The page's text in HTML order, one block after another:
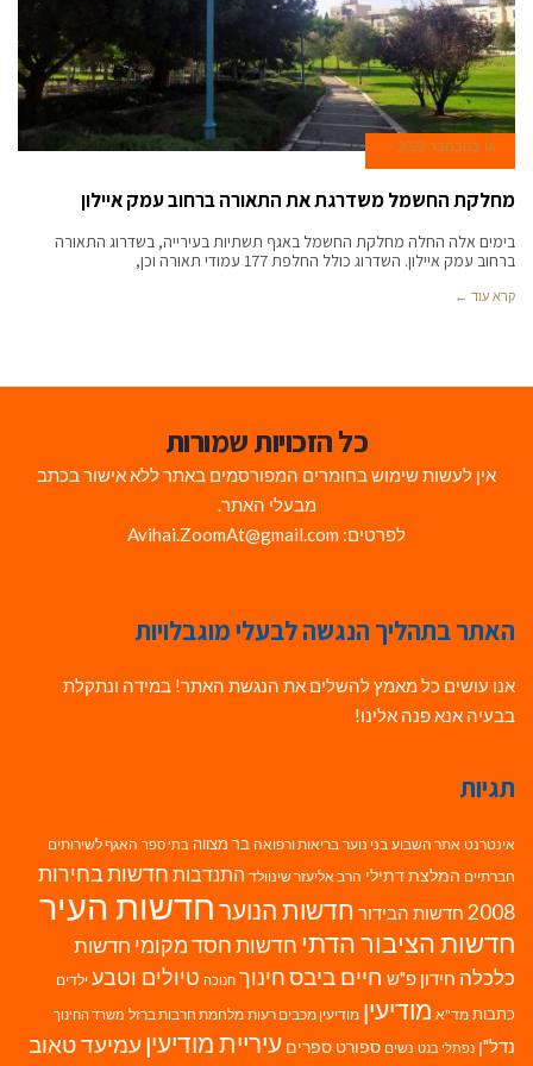
14 בנובמבר 2022
מחלקת החשמל משדרגת את התאורה ברחוב עמק איילון
בימים אלה החלה מחלקת החשמל באגף תשתיות בעירייה, בשדרוג התאורה
ברחוב עמק איילון. השדרוג כולל החלפת 177 עמודי תאורה וכן,
קרא עוד ←
כל הזכויות שמורות
אין לעשות שימוש בחומרים המפורסמים באתר ללא אישור בכתב
מבעלי האתר.
לפרטים: Avihai.ZoomAt@gmail.com
האתר בתהליך הנגשה לבעלי מוגבלויות
אנו עושים כל מאמץ להשלים את הנגשת האתר! במידה ונתקלת
בבעיה אנא פנה אלינו!
תגיות
אינטרנט אתר השבוע בני נוער בריאות ורפואה בר מצווה בתי ספר האגף לשירותים
חברתיים המלצת דתילי הרב אליעזר שינוולד התנדבות חדשות בחירות
2008 חדשות הבידור חדשות הנוערחדשות העיר
חדשות הציבור הדתי חדשות חסד מקומי חדשות
כלכלה חידון פ"ש חיים ביבסחינוך חנוכה טיולים וטבע ילדים
כתבות מד"א מודיעין מודיעין מכבים רעות מלחמת חרבות ברזל משרד החינוך
נדל"ן נפתלי בנט נשים ספורט ספרים עיריית מודיעין עמיעד טאוב